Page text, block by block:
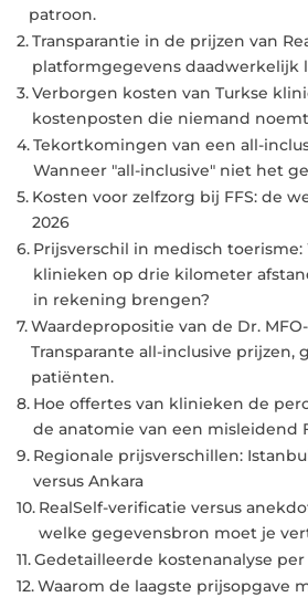
patroon.
Transparantie in de prijzen van
platformgegevens daadwerkelijk
Verborgen kosten van Turkse
kostenposten die niemand noemt
Tekortkomingen van een all-
Wanneer "all-inclusive" niet het
Kosten voor zelfzorg bij FFS: de
2026
Prijsverschil in medisch toerisme:
klinieken op drie kilometer
in rekening brengen?
Waardepropositie van de Dr.
Transparante all-inclusive prijzen,
patiënten.
Hoe offertes van klinieken de
de anatomie van een misleidend
Regionale prijsverschillen:
versus Ankara
RealSelf-verificatie versus
welke gegevensbron moet je
Gedetailleerde kostenanalyse
Waarom de laagste prijsopgave